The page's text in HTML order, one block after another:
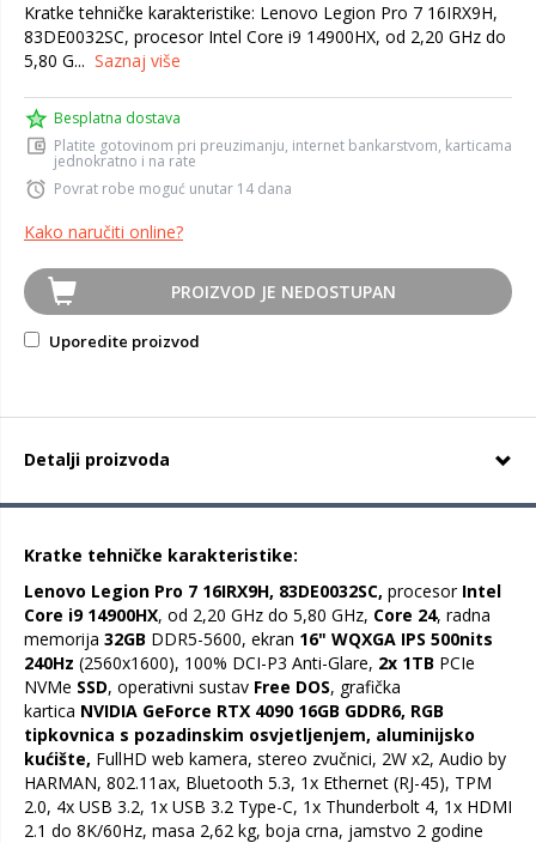
Kratke tehničke karakteristike: Lenovo Legion Pro 7 16IRX9H,
83DE0032SC, procesor Intel Core i9 14900HX, od 2,20 GHz do
5,80 G... Saznaj više
Besplatna dostava
Platite gotovinom pri preuzimanju, internet bankarstvom, karticama
jednokratno i na rate
Povrat robe moguć unutar 14 dana
Kako naručiti online?
PROIZVOD JE NEDOSTUPAN
Uporedite proizvod
Detalji proizvoda
Kratke tehničke karakteristike:
Lenovo Legion Pro 7 16IRX9H, 83DE0032SC, procesor Intel
Core i9 14900HX, od 2,20 GHz do 5,80 GHz, Core 24, radna
memorija 32GB DDR5-5600, ekran 16" WQXGA IPS 500nits
240Hz (2560x1600), 100% DCI-P3 Anti-Glare, 2x 1TB PCIe
NVMe SSD, operativni sustav Free DOS, grafička
kartica NVIDIA GeForce RTX 4090 16GB GDDR6, RGB
tipkovnica s pozadinskim osvjetljenjem, aluminijsko
kućište, FullHD web kamera, stereo zvučnici, 2W x2, Audio by
HARMAN, 802.11ax, Bluetooth 5.3, 1x Ethernet (RJ-45), TPM
2.0, 4x USB 3.2, 1x USB 3.2 Type-C, 1x Thunderbolt 4, 1x HDMI
2.1 do 8K/60Hz, masa 2,62 kg, boja crna, jamstvo 2 godine